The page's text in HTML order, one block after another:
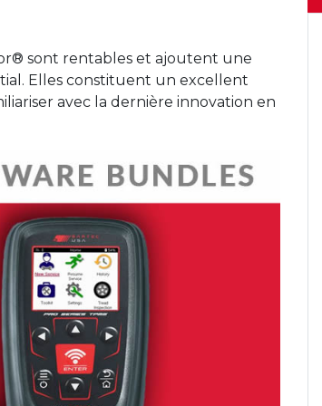
sont rentables et ajoutent une
Elles constituent un excellent
avec la dernière innovation en